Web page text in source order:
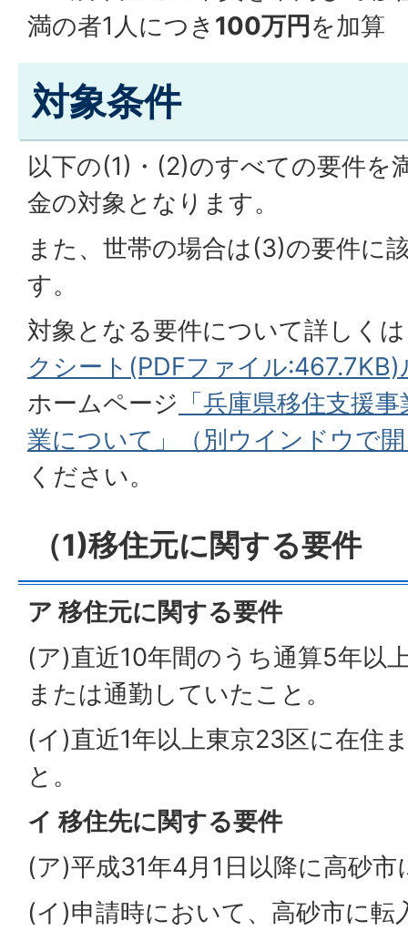
満の者1人につき 100万円 を加算
対象条件
以下の(1)・(2)のすべての要件を
金の対象となります。
また、世帯の場合は(3)の要件に
す。
対象となる要件について詳しく
クシート(PDFファイル:467.7KB)
ホームページ 「兵庫県移住支援
業について」（別ウインドウで
ください。
（1)移住元に関する要件
ア 移住元に関する要件
(ア)直近10年間のうち通算5年以
または通勤していたこと。
(イ)直近1年以上東京23区に在住
と。
イ 移住先に関する要件
(ア)平成31年4月1日以降に高砂
(イ)申請時において、高砂市に転